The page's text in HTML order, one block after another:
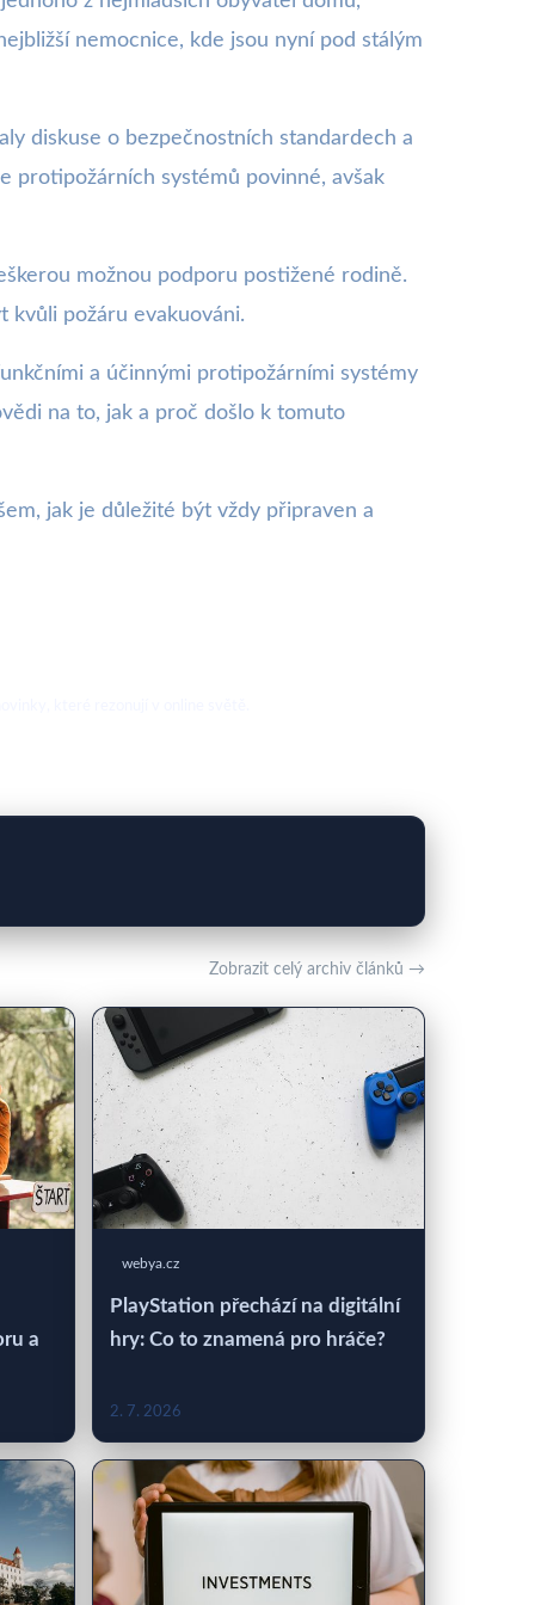
nemocnice, kde jsou nyní pod stálým
diskuse o bezpečnostních standardech a
protipožárních systémů povinné, avšak
možnou podporu postižené rodině.
kvůli požáru evakuováni.
a účinnými protipožárními systémy
na to, jak a proč došlo k tomuto
jak je důležité být vždy připraven a
Zobrazit celý archiv článků →
a
webya.cz
PlayStation přechází na digitální
hry: Co to znamená pro hráče?
2. 7. 2026